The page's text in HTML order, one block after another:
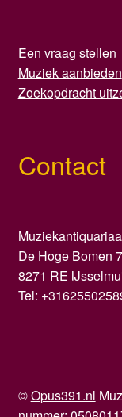
Een vraag stellen
Muziek aanbieden
Zoekopdracht
Contact
De Hoge Bomen 7
8271 RE
Tel:
©Opus391.nl